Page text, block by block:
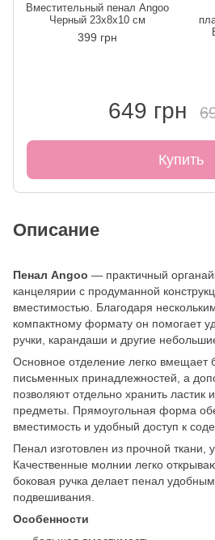
Вместительный пенал Angoo
Черный 23x8x10 см
399 грн
649 грн
Купить
Описание
Пенал Angoo — практичный
канцелярии с продуманной
вместимостью. Благодаря
компактному формату он помогает
ручки, карандаши и другие
Основное отделение легко вмещает
письменных принадлежностей, а
позволяют отдельно хранить ластик
предметы. Прямоугольная форма
вместимость и удобный доступ к
Пенал изготовлен из прочной ткани,
Качественные молнии легко
боковая ручка делает пенал
подвешивания.
Особенности